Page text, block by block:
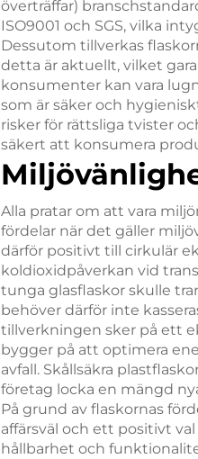
överträffar)
ISO9001 och SGS, vilka
Dessutom tillverkas
detta är aktuellt, vilket
konsumenter kan vara
som är säker och
risker för rättsliga tvister
säkert att konsumera
Alla pratar om att vara
fördelar när det gäller
därför positivt till cirkulär
koldioxidpåverkan vid
tunga glasflaskor skulle
behöver därför inte
tillverkningen sker på ett
bygger på att optimera
avfall. Skållsäkra
företag locka en mängd
På grund av flaskornas
affärsväl och ett positivt
hållbarhet och